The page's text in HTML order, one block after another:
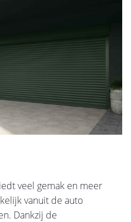
veel gemak en meer
vanuit de auto
Dankzij de